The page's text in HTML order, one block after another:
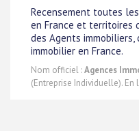
Recensement toutes
en France et territoires
des Agents immobiliers,
immobilier en France.
Nom officiel :Agences
(Entreprise Individuelle). En